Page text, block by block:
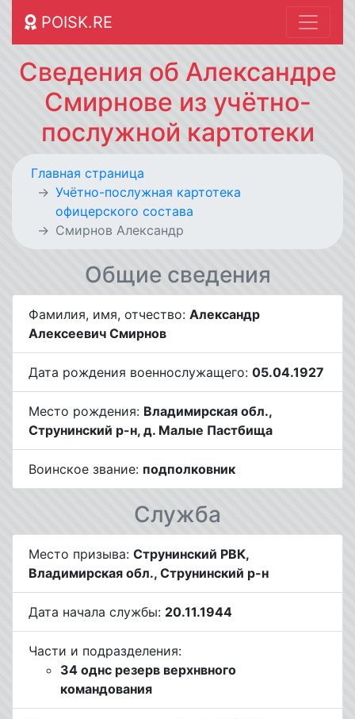
POISK.RE
Сведения об Александре
Смирнове из учётно-
послужной картотеки
Главная страница
Учётно-послужная картотека
офицерского состава
Смирнов Александр
Общие сведения
Фамилия, имя, отчество: Александр
Алексеевич Смирнов
Дата рождения военнослужащего: 05.04.1927
Место рождения: Владимирская обл.,
Струнинский р-н, д. Малые Пастбища
Воинское звание: подполковник
Служба
Место призыва: Струнинский РВК,
Владимирская обл., Струнинский р-н
Дата начала службы: 20.11.1944
Части и подразделения:
34 однс резерв верхнвного
командования